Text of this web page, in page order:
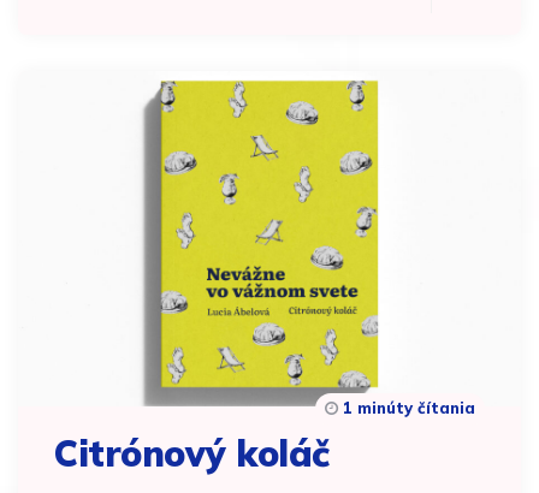
Citrónový koláč
1 minúty čítania